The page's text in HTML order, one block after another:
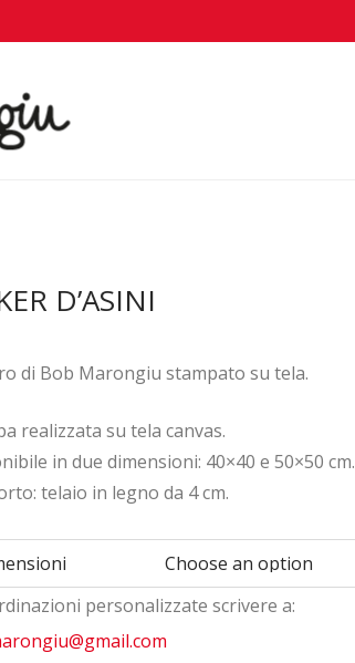
D’ASINI
di Bob Marongiu stampato su tela.
realizzata su tela canvas.
in due dimensioni: 40×40 e 50×50 cm.
telaio in legno da 4 cm.
personalizzate scrivere a: